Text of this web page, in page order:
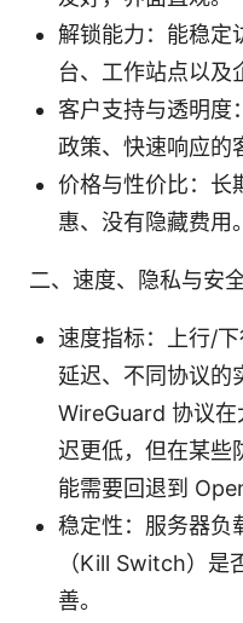
解锁能力：能稳定
台、工作站点以及
客户支持与透明度
政策、快速响应的
价格与性价比：长
惠、没有隐藏费用。
二、速度、隐私与安
速度指标：上行/
延迟、不同协议的
WireGuard 协议
迟更低，但在某些
能需要回退到
稳定性：服务器负
（Kill Switch）是
善。